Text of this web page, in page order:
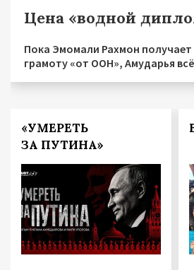
Цена «водной
Пока Эмомали Рахмон
грамоту «от ООН», Амударья
«УМЕРЕТЬ
ЗА ПУТИНА»